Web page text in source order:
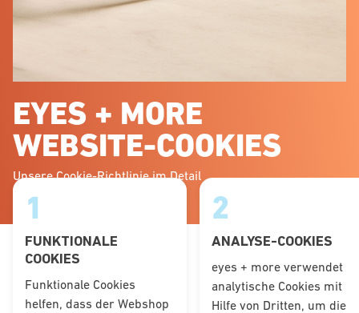
EYES + MORE
WEBSITE-COOKIES
Unsere Cookie-Richtlinie im Detail
1
FUNKTIONALE
COOKIES
Funktionale Cookies
helfen, dass der Webshop
2
ANALYSE-COOKIES
eyes + more verwendet
analytische Cookies mit
Hilfe von Dritten, um die